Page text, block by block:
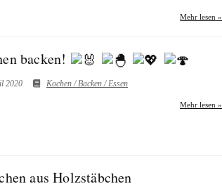
Mehr lesen »
backen!
2020 Kochen / Backen / Essen
Mehr lesen »
aus Holzstäbchen